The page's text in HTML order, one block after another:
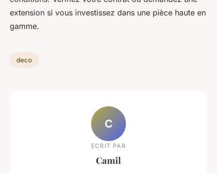
extension si vous investissez dans une pièce haute en
gamme.
deco
C
ECRIT PAR
Camil